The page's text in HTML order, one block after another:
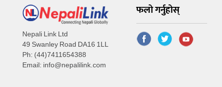
Nepali Link Ltd
49 Swanley Road DA16 1LL
Ph: (44)7411654388
Email: info@nepalilink.com
फलो गर्नुहोस्